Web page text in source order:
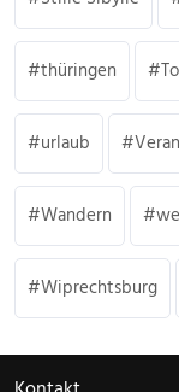
thüringen
urlaub
Wandern
Wiprechtsburg